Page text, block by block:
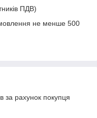
ПДВ)
не менше 500
за рахунок покупця